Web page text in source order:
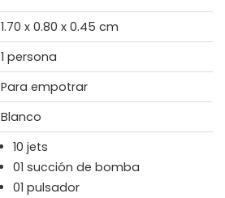
1.70 x 0.80 x 0.45 cm
1 persona
Para empotrar
Blanco
10 jets
01 succión de bomba
01 pulsador